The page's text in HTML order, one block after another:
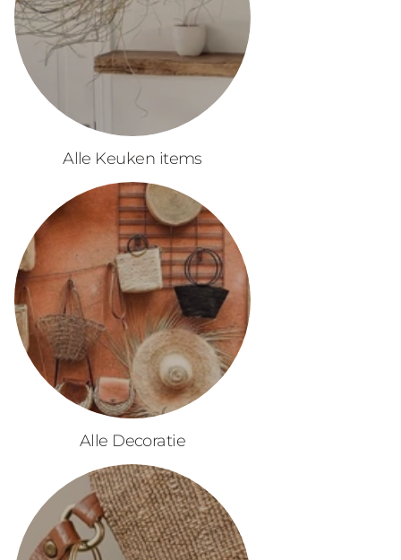
Alle Keuken items
Alle Decoratie